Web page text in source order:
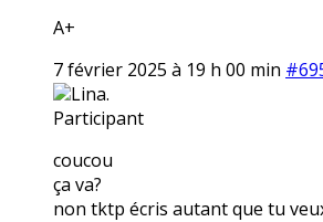
A+
7 février 2025 à 19 h 00 min
Lina.
Participant
coucou
ça va?
non tktp écris autant que tu